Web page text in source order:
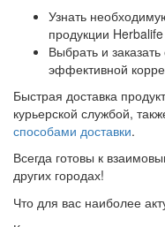
Узнать
продукции Herbalife
Выбрать и
эффективной
Быстрая доставка
курьерской службой,
способами доставки.
Всегда готовы к
других городах!
Что для вас наиболее